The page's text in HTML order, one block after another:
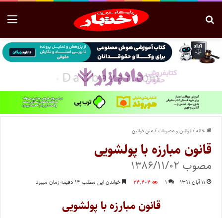
خانه/قوانین و مصوبات/متن قوانین
قانون مبارزه با پولشویی
مصوب ۱۳۸۶/۱۱/۰۲
۱۱ آبان ۱۳۹۱ ۱ ۲۴,۴۰۴ خواندن این مطلب ۱۴ دقیقه زمان میبرد
قانون مبارزه با پولشویی